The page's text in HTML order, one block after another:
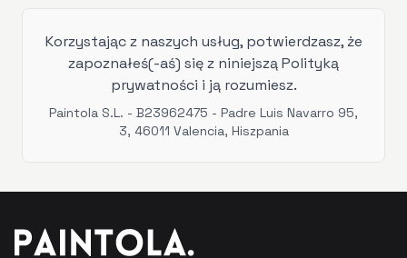
Korzystając z naszych usług, potwierdzasz, że
zapoznałeś(-aś) się z niniejszą Polityką
prywatności i ją rozumiesz.
Paintola S.L. - B23962475 - Padre Luis Navarro 95,
3, 46011 Valencia, Hiszpania